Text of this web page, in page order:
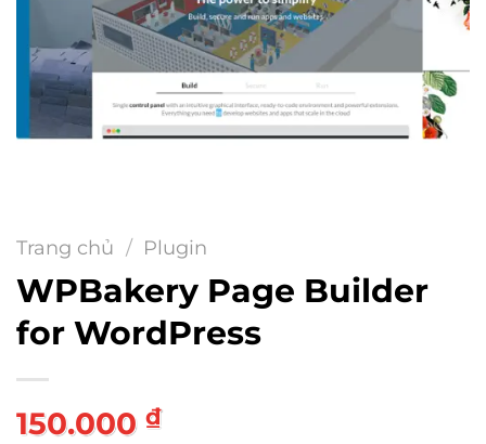
Trang chủ / Plugin
WPBakery Page Builder
for WordPress
150.000 ₫